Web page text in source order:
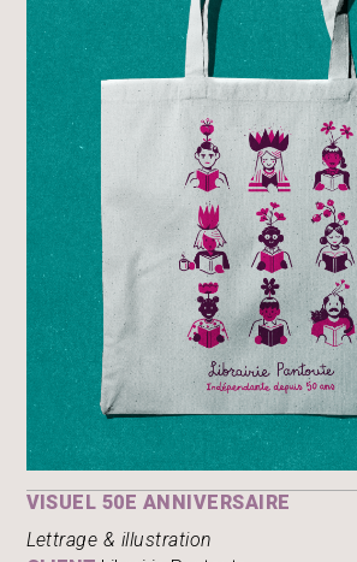
VISUEL 50E ANNIVERSAIRE
Lettrage & illustration